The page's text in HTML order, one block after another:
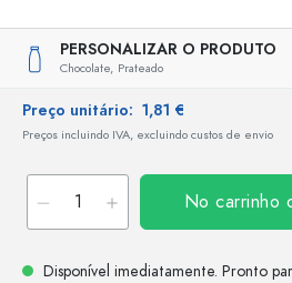
PERSONALIZAR O PRODUTO
Chocolate, Prateado
Preço unitário: 1,81 €
Preços incluindo IVA, excluindo custos de envio
No carrinho
Disponível imediatamente. Pronto